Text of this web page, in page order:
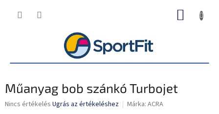
KOSÁR
Műanyag bob szánkó Turbojet
A
Nincs értékelés Ugrás az értékeléshez Márka: ACRA